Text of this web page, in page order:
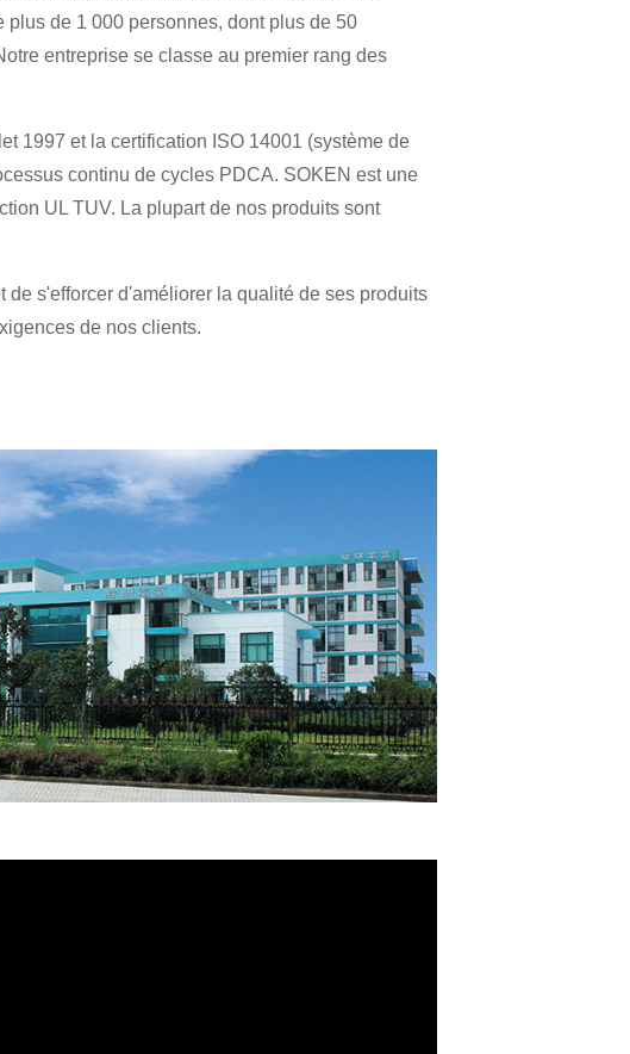
plus de 1 000 personnes, dont plus de 50
entreprise se classe au premier rang des
1997 et la certification ISO 14001 (système de
continu de cycles PDCA. SOKEN est une
UL TUV. La plupart de nos produits sont
s'efforcer d'améliorer la qualité de ses produits
de nos clients.